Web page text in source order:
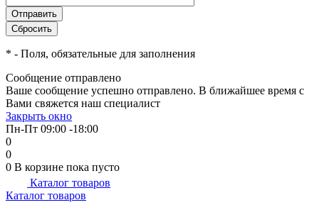
* - Поля, обязательные для заполнения
Сообщение отправлено
Ваше сообщение успешно отправлено. В ближайшее время с
Вами свяжется наш специалист
Закрыть окно
Пн-Пт 09:00 -18:00
0
0
0 В корзине пока пусто
Каталог товаров
Каталог товаров
списыватьсяс вашей карты
по
Подробнее
об оплате Плайтом